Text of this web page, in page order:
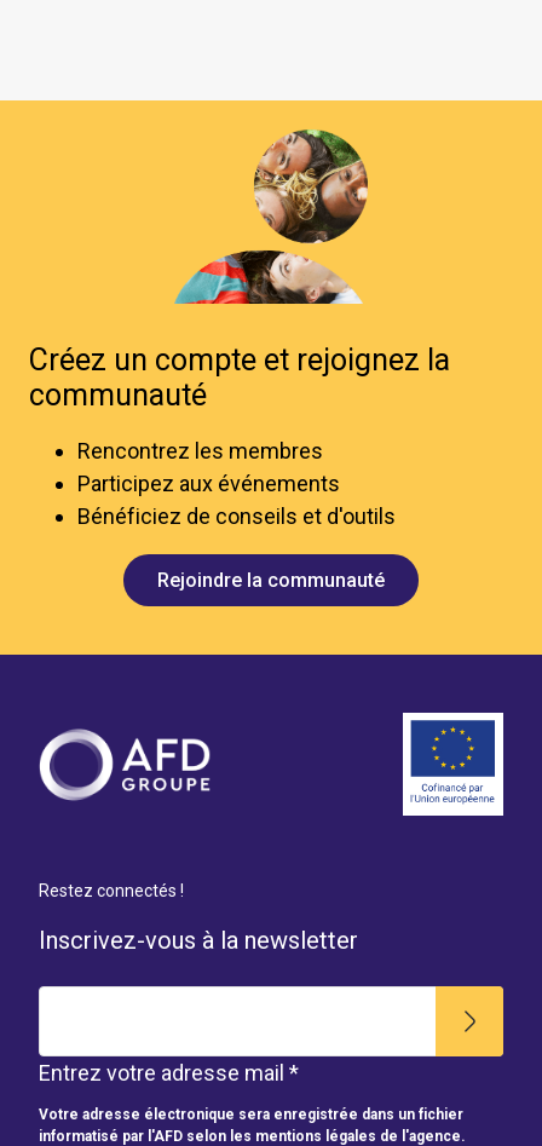
Créez un compte et rejoignez la
communauté
Rencontrez les membres
Participez aux événements
Bénéficiez de conseils et d'outils
Rejoindre la communauté
Restez connectés !
Inscrivez-vous à la newsletter
Entrez votre adresse mail *
Votre adresse électronique sera enregistrée dans un fichier
informatisé par l'AFD selon les mentions légales de l'agence.